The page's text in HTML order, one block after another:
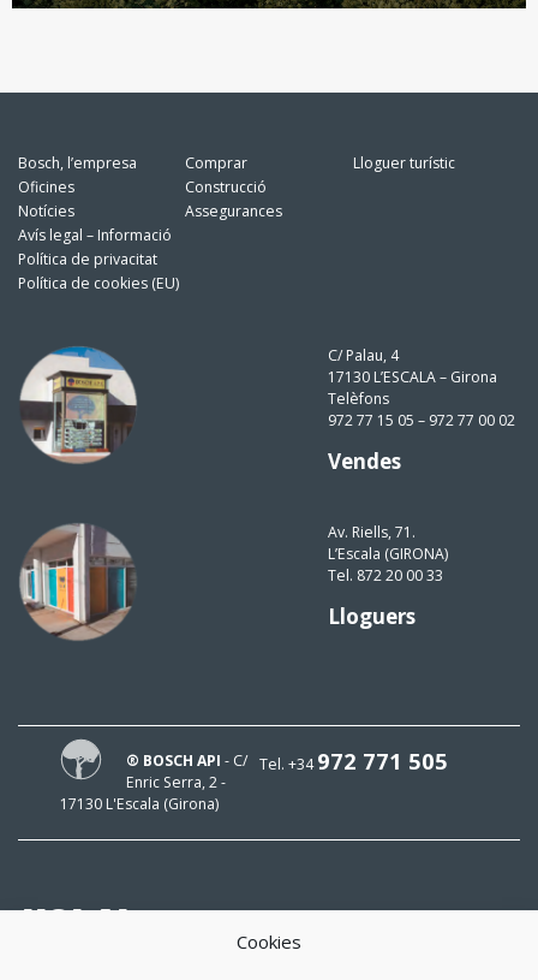
Cookies
Bosch, l’empresa
Oficines
Notícies
Avís legal – Informació
Política de privacitat
Política de cookies (EU)
Comprar
Construcció
Assegurances
Lloguer turístic
C/ Palau, 4
17130 L’ESCALA – Girona
Telèfons
972 77 15 05 – 972 77 00 02
Vendes
Av. Riells, 71.
L’Escala (GIRONA)
Tel. 872 20 00 33
Lloguers
Tel. +34972 771 505
® BOSCH API - C/
Enric Serra, 2 -
17130 L'Escala (Girona)
HOLA!